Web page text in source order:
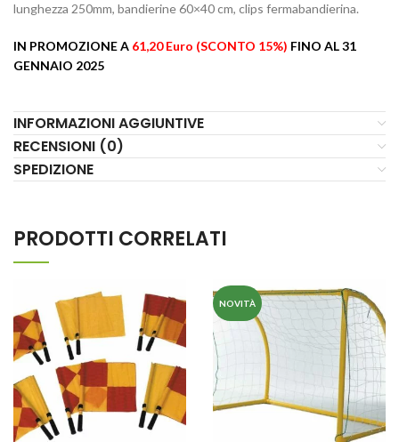
lunghezza 250mm, bandierine 60×40 cm, clips fermabandierina.
IN PROMOZIONE A 61,20 Euro (SCONTO 15%) FINO AL 31
GENNAIO 2025
INFORMAZIONI AGGIUNTIVE
RECENSIONI (0)
SPEDIZIONE
PRODOTTI CORRELATI
NOVITÀ